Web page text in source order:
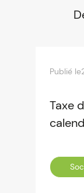
Publié le
Taxe